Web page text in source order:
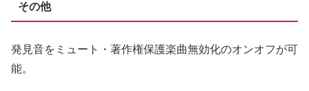
その他
発見音をミュート・著作権保護楽曲無効化のオンオフが可
能。